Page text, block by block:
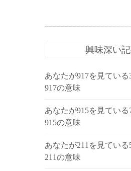
興味深い
あなたが917を見てい
917の意味
あなたが915を見てい
915の意味
あなたが211を見てい
211の意味